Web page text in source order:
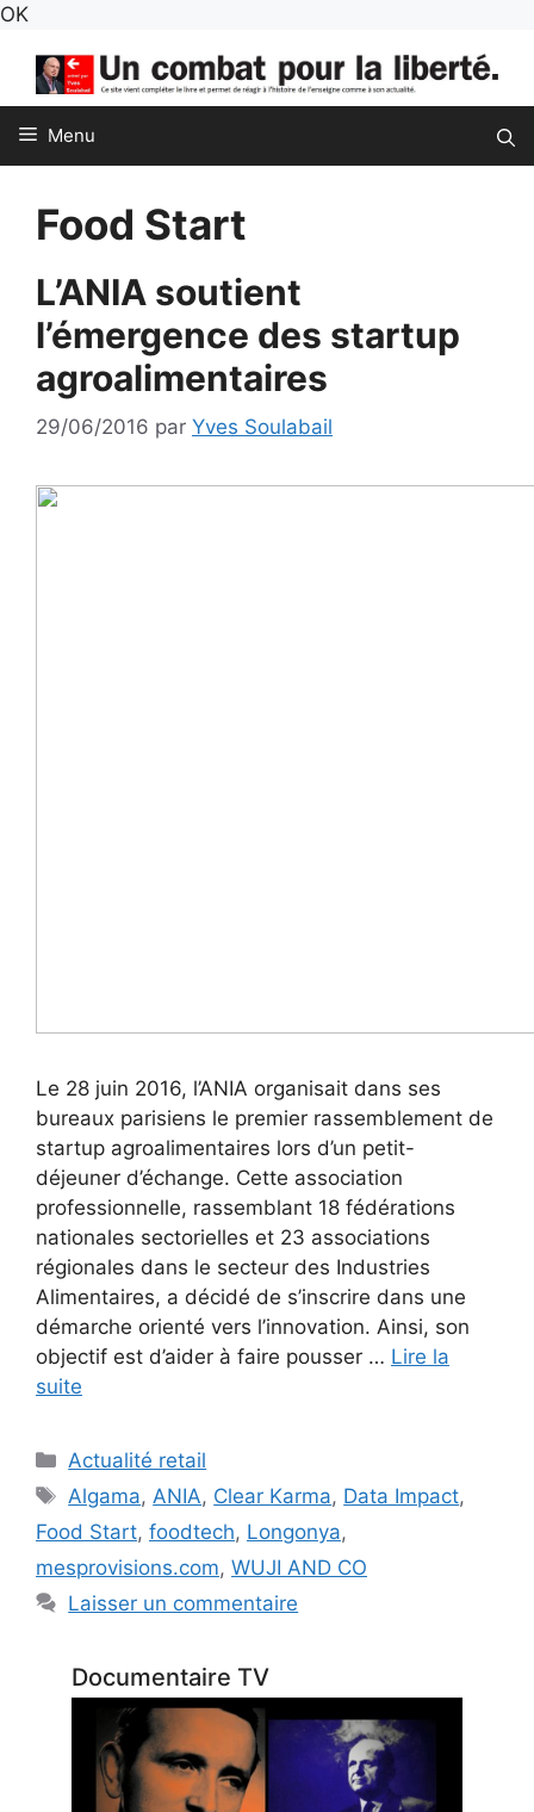
OKAller
contenu
Menu
Food Start
L’ANIA soutient
l’émergence des startup
agroalimentaires
29/06/2016 par Yves Soulabail
Le 28 juin 2016, l’ANIA organisait dans ses
bureaux parisiens le premier rassemblement de
startup agroalimentaires lors d’un petit-
déjeuner d’échange. Cette association
professionnelle, rassemblant 18 fédérations
nationales sectorielles et 23 associations
régionales dans le secteur des Industries
Alimentaires, a décidé de s’inscrire dans une
démarche orienté vers l’innovation. Ainsi, son
objectif est d’aider à faire pousser … Lire la
suite
Catégories
Actualité retail
Étiquettes
Algama,ANIA, Clear Karma, Data Impact,
Food Start, foodtech, Longonya,
mesprovisions.com, WUJI AND CO
Laisser un commentaire
Documentaire TV